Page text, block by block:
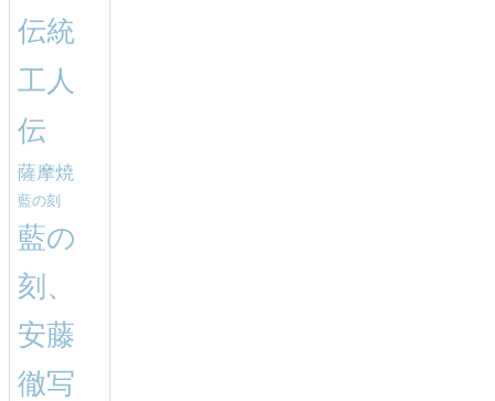
伝統
工人
伝
薩摩焼
藍の刻
藍の
刻、
安藤
徹写